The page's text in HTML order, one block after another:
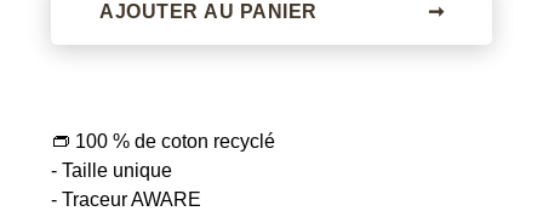
AJOUTER AU PANIER ➞
👝 100 % de coton recyclé
- Taille unique
- Traceur AWARE